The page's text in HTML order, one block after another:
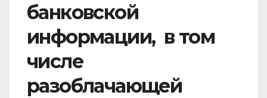
банковской
информации, в том
числе
разоблачающей